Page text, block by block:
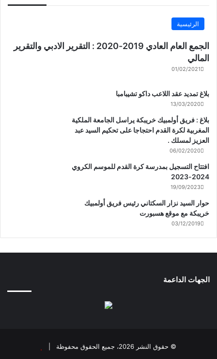
الرئيسية
الجمع العام العادي 2019-2020 : التقرير الادبي والتقرير
المالي
01/02/2021
بلاغ تمديد عقد اللاعب داكو تشيبامبا
13/03/2020
بلاغ : فريق أولمبيك خريبكة يراسل الجامعة الملكية
المغربية لكرة القدم احتجاجا على تحكيم السيد عبد
العزيز لمسلك .
06/02/2020
افتتاح التسجيل بمدرسة كرة القدم للموسم الكروي
2024-2023
19/09/2023
حوار السيد نزار السكتاني رئيس فريق أولمبيك
خريبكة مع موقع هسبورت
03/12/2019
الجهات الداعمة
© حقوق النشر 2026، جميع الحقوق محفوظة |